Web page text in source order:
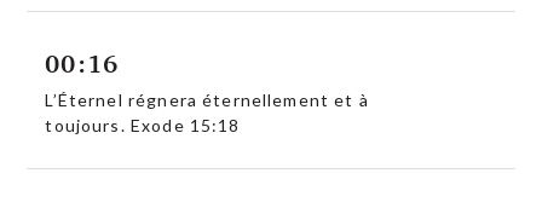
00:16
L’Éternel régnera éternellement et à
toujours. Exode 15:18